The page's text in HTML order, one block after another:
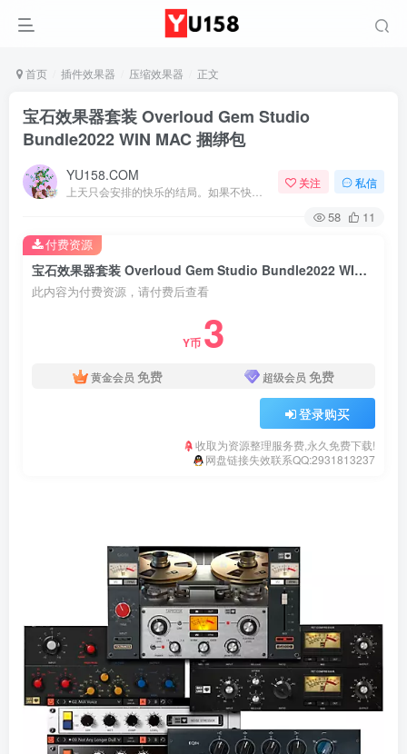
首页 插件效果器 压缩效果器 正文
宝石效果器套装 Overloud Gem Studio
Bundle2022 WIN MAC 捆绑包
YU158.COM 关注 私信
58 11
宝石效果器套装 Overloud Gem Studio Bundle2022 WIN MAC 捆绑包
此内容为付费资源，请付费后查看
Y币 3
黄金会员 免费 超级会员 免费
登录购买
收取为资源整理服务费,永久免费下载!
网盘链接失效联系QQ:2931813237
付费资源